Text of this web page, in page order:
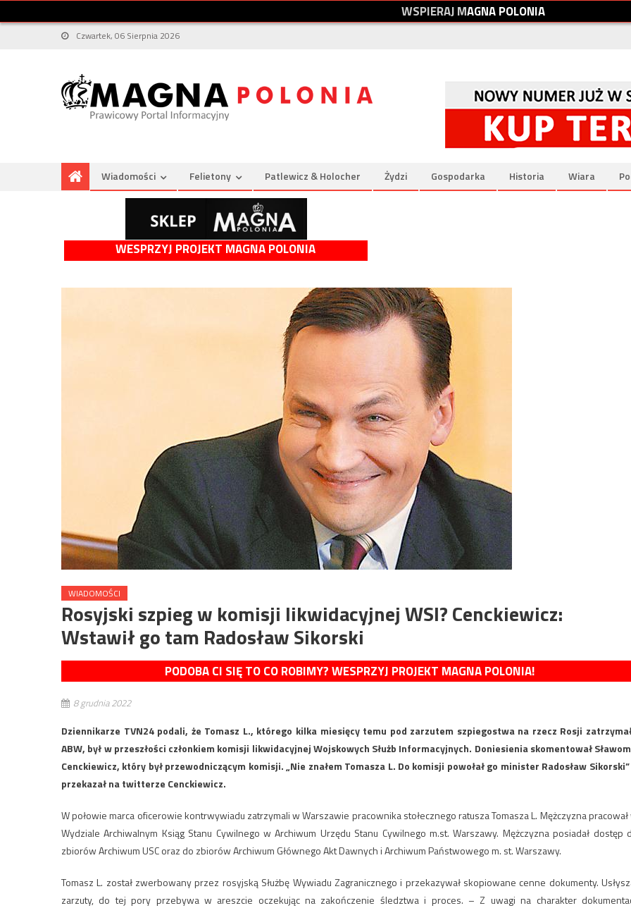
WSPIERAJMAGNAPOLONIA
Czwartek, 06 Sierpnia 2026
Wiadomości Felietony Patlewicz & Holocher Żydzi Gospodarka Historia Wiara
WESPRZYJ PROJEKT MAGNA POLONIA
WIADOMOŚCI
Rosyjski szpieg w komisji likwidacyjnej WSI? Cenckiewicz:
Wstawił go tam Radosław Sikorski
PODOBA CI SIĘ TO CO ROBIMY? WESPRZYJ PROJEKT MAGNA POLONIA!
8 grudnia 2022
Dziennikarze TVN24 podali, że Tomasz L., którego kilka miesięcy temu pod zarzutem szpiegostwa na rzecz Rosji
ABW, był w przeszłości członkiem komisji likwidacyjnej Wojskowych Służb Informacyjnych. Doniesienia skomentował
Cenckiewicz, który był przewodniczącym komisji. „Nie znałem Tomasza L. Do komisji powołał go minister Radosław
przekazał na twitterze Cenckiewicz.
W połowie marca oficerowie kontrwywiadu zatrzymali w Warszawie pracownika stołecznego ratusza Tomasza L. Mężczyzna pracował
Wydziale Archiwalnym Ksiąg Stanu Cywilnego w Archiwum Urzędu Stanu Cywilnego m.st. Warszawy. Mężczyzna posiadał dostęp
zbiorów Archiwum USC oraz do zbiorów Archiwum Głównego Akt Dawnych i Archiwum Państwowego m. st. Warszawy.
Tomasz L. został zwerbowany przez rosyjską Służbę Wywiadu Zagranicznego i przekazywał skopiowane cenne dokumenty.
zarzuty, do tej pory przebywa w areszcie oczekując na zakończenie śledztwa i proces. – Z uwagi na charakter